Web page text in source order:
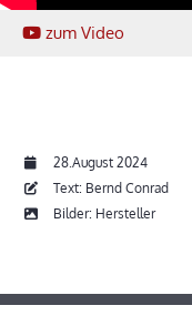
zum Video
28.August 2024
Text: Bernd Conrad
Bilder: Hersteller